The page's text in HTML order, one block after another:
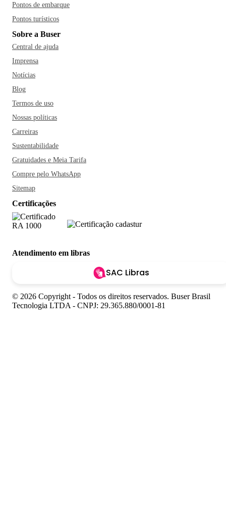
Pontos de embarque
Pontos turísticos
Sobre a Buser
Central de ajuda
Imprensa
Notícias
Blog
Termos de uso
Nossas políticas
Carreiras
Sustentabilidade
Gratuidades e Meia Tarifa
Compre pelo WhatsApp
Sitemap
Certificações
Atendimento em libras
SAC Libras
© 2026 Copyright - Todos os direitos reservados. Buser Brasil
Tecnologia LTDA - CNPJ: 29.365.880/0001-81